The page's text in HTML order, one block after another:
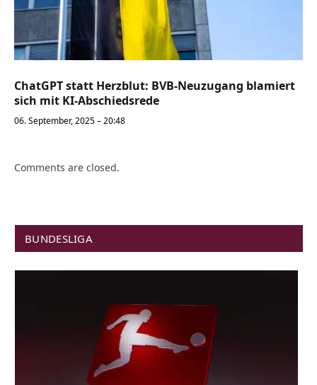
ChatGPT statt Herzblut: BVB-Neuzugang blamiert
sich mit KI-Abschiedsrede
06. September, 2025 – 20:48
Comments are closed.
BUNDESLIGA